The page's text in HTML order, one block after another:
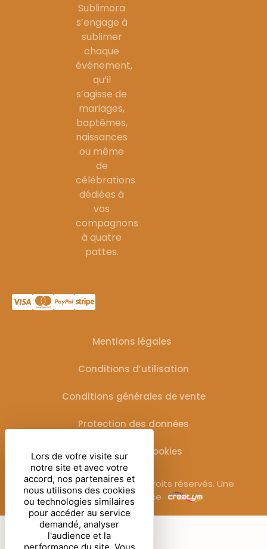
Sublimora
s’engage à
sublimer
chaque
événement,
qu’il
s’agisse de
mariages,
baptêmes,
naissances
ou même
de
célébrations
dédiées à
vos
compagnons
à quatre
pattes.
Mentions légales
Conditions d’utilisation
Conditions générales de vente
Protection des données
Gestion des cookies
© Sublimora – 2025. Tous droits réservés. Une
réalisation de l’agence
Lors de votre visite sur
notre site et avec votre
accord, nos partenaires et
nous utilisons des cookies
ou technologies similaires
pour accéder au service
demandé, analyser
l'audience et la